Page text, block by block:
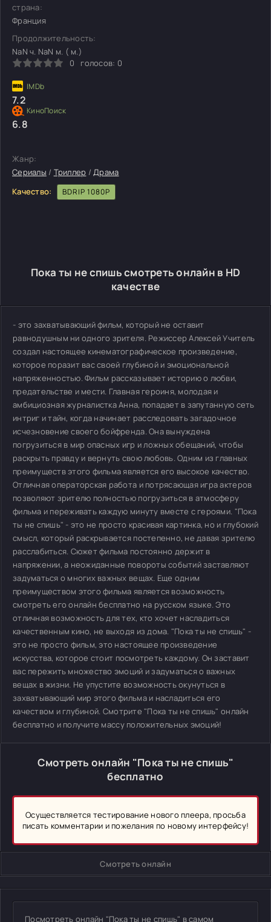
страна:
Франция
Продолжительность:
NaN ч. NaN м. ( м.)
0
голосов: 0
7.2
6.8
Жанр:
Сериалы / Триллер /Драма
Качество:
BDRIP 1080P
Пока ты не спишь смотреть онлайн в HD
качестве
- это захватывающий фильм, который не оставит
равнодушным ни одного зрителя. Режиссер Алексей Учитель
создал настоящее кинематографическое произведение,
которое поразит вас своей глубиной и эмоциональной
напряженностью. Фильм рассказывает историю о любви,
предательстве и мести. Главная героиня, молодая и
амбициозная журналистка Анна, попадает в запутанную сеть
интриг и тайн, когда начинает расследовать загадочное
исчезновение своего бойфренда. Она вынуждена
погрузиться в мир опасных игр и ложных обещаний, чтобы
раскрыть правду и вернуть свою любовь. Одним из главных
преимуществ этого фильма является его высокое качество.
Отличная операторская работа и потрясающая игра актеров
позволяют зрителю полностью погрузиться в атмосферу
фильма и переживать каждую минуту вместе с героями. "Пока
ты не спишь" - это не просто красивая картинка, но и глубокий
смысл, который раскрывается постепенно, не давая зрителю
расслабиться. Сюжет фильма постоянно держит в
напряжении, а неожиданные повороты событий заставляют
задуматься о многих важных вещах. Еще одним
преимуществом этого фильма является возможность
смотреть его онлайн бесплатно на русском языке. Это
отличная возможность для тех, кто хочет насладиться
качественным кино, не выходя из дома. "Пока ты не спишь" -
это не просто фильм, это настоящее произведение
искусства, которое стоит посмотреть каждому. Он заставит
вас пережить множество эмоций и задуматься о важных
вещах в жизни. Не упустите возможность окунуться в
захватывающий мир этого фильма и насладиться его
качеством и глубиной. Смотрите "Пока ты не спишь" онлайн
бесплатно и получите массу положительных эмоций!
Смотреть онлайн "Пока ты не спишь"
бесплатно
Осуществляется тестирование нового плеера, просьба
писать комментарии и пожелания по новому интерфейсу!
Смотреть онлайн
Посмотреть онлайн "Пока ты не спишь" в самом